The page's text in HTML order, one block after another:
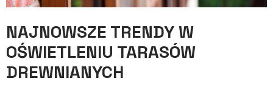
NAJNOWSZE TRENDY W
OŚWIETLENIU TARASÓW
DREWNIANYCH